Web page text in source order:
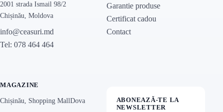
2001 strada Ismail 98/2
Chișinău, Moldova
info@ceasuri.md
Tel: 078 464 464
Garantie produse
Certificat cadou
Contact
MAGAZINE
Chișinău, Shopping MallDova
ABONEAZĂ-TE LA
NEWSLETTER